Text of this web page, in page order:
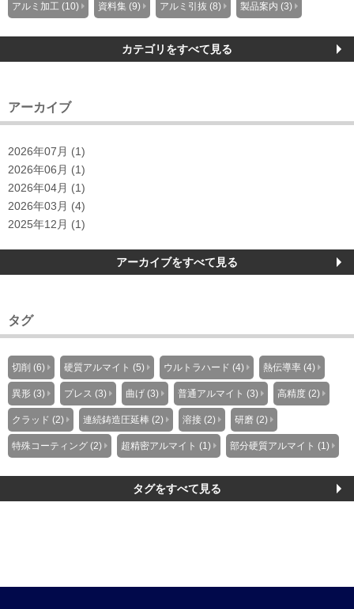
アルミ加工 (10) 資料集 (9) アルミ引抜 (8) 製品案内 (3)
カテゴリをすべて見る
アーカイブ
2026年07月 (1)
2026年06月 (1)
2026年04月 (1)
2026年03月 (4)
2025年12月 (1)
アーカイブをすべて見る
タグ
切削 (6) 硬質アルマイト (5) ウルトラハード (4) 熱伝導率 (4)
異形 (3) プレス (3) 曲げ (3) 普通アルマイト (3) 高精度 (2)
クラッド (2) 連続鋳造圧延棒 (2) 溶接 (2) 研磨 (2)
特殊コーティング (2) 超精密アルマイト (1) 部分硬質アルマイト (1)
タグをすべて見る